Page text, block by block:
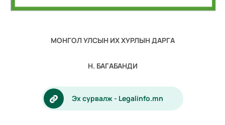
МОНГОЛ УЛСЫН ИХ ХУРЛЫН ДАРГА
Н. БАГАБАНДИ
Эх сурвалж - Legalinfo.mn